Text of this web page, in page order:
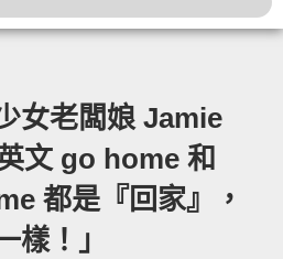
女老闆娘 Jamie
文 go home 和
都是『回家』，
樣！」